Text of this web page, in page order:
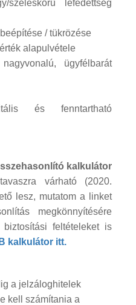
széleskörű lefedettség
/ tükrözése
alapulvétele
ügyfélbarát
és fenntartható
kalkulátor
várható (2020.
lesz, mutatom a linket
megkönnyítésére
feltételeket is
kalkulátor itt.
a jelzáloghitelek
kell számítania a